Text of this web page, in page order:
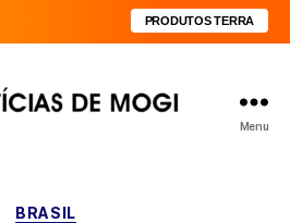
PRODUTOS TERRA
Menu
Categorias
BRASIL